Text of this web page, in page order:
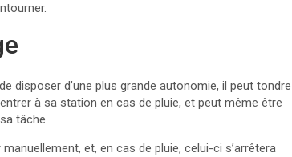
disposer d’une plus grande autonomie, il peut tondre
à sa station en cas de pluie, et peut même être
tâche.
et, en cas de pluie, celui-ci s’arrêtera